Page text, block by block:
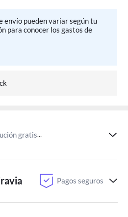
envío pueden variar según tu
para conocer los gastos de
gratis Paga
Pagos seguros